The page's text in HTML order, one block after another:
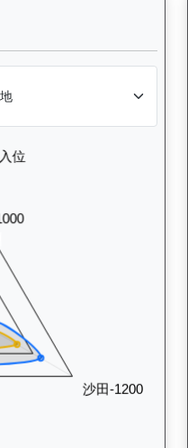
（K320）— 路程統